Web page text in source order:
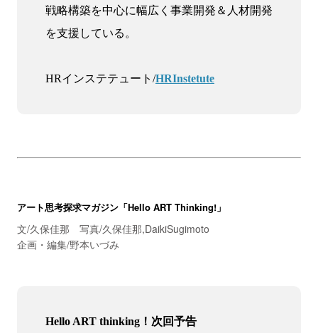
戦略構築を中心に幅広く事業開発＆人材開発
を支援している。
HRインステテュート/HRInstetute
アート思考探求マガジン「Hello ART Thinking!」
文/久保佳那 写真/久保佳那,DaikiSugimoto
企画・編集/野本いづみ
Hello ART thinking！次回予告